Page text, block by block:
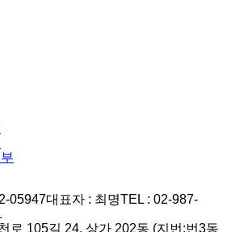
05947대표자 : 최명TEL : 02-987-
로 105길 24, 상가 202동 (지번:번3동